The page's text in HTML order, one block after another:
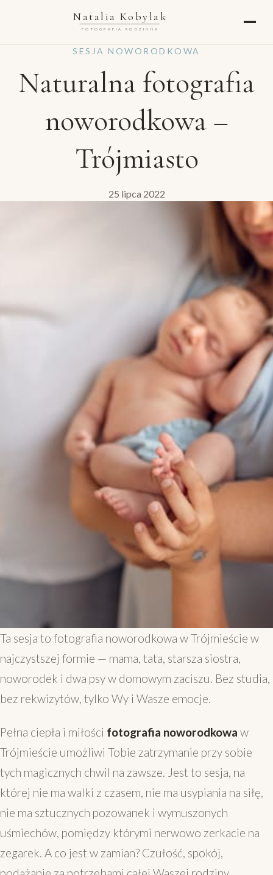
Natalia Kobylak
FOTOGRAFIA RODZINNA
SESJA NOWORODKOWA
Naturalna fotografia
noworodkowa –
Trójmiasto
25 lipca 2022
Ta sesja to fotografia noworodkowa w Trójmieście w
najczystszej formie — mama, tata, starsza siostra,
noworodek i dwa psy w domowym zaciszu. Bez studia,
bez rekwizytów, tylko Wy i Wasze emocje.
Pełna ciepła i miłości fotografia noworodkowa w
Trójmieście umożliwi Tobie zatrzymanie przy sobie
tych magicznych chwil na zawsze. Jest to sesja, na
której nie ma walki z czasem, nie ma usypiania na siłę,
nie ma sztucznych pozowanek i wymuszonych
uśmiechów, pomiędzy którymi nerwowo zerkacie na
zegarek. A co jest w zamian? Czułość, spokój,